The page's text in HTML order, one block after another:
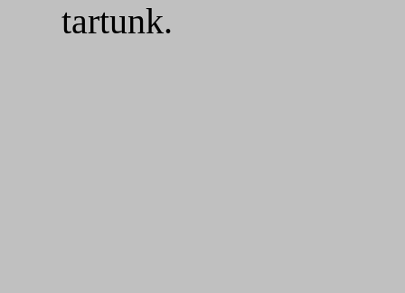
tartunk.